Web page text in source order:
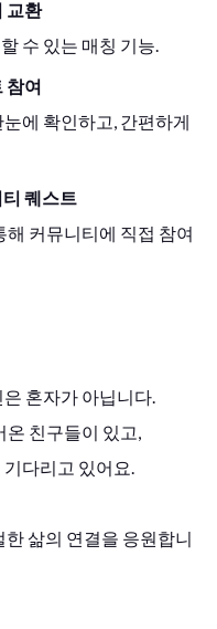
교환
수 있는 매칭 기능.
참여
에 확인하고, 간편하게
퀘스트
해 커뮤니티에 직접 참여
혼자가 아닙니다.
온 친구들이 있고,
다리고 있어요.
삶의 연결을 응원합니